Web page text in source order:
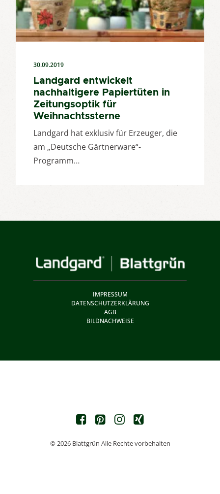
30.09.2019
Landgard entwickelt
nachhaltigere Papiertüten in
Zeitungsoptik für
Weihnachtssterne
Landgard hat exklusiv für Erzeuger, die
am „Deutsche Gärtnerware“-
Programm…
IMPRESSUM
DATENSCHUTZERKLÄRUNG
AGB
BILDNACHWEISE
© 2026 Blattgrün Alle Rechte vorbehalten